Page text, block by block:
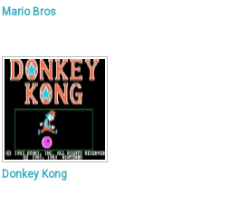
Mario Bros
Donkey Kong